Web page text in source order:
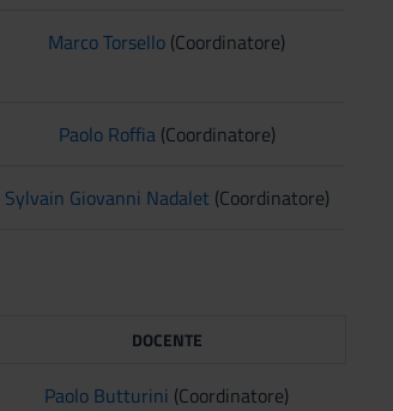
Marco Torsello (Coordinatore)
Paolo Roffia(Coordinatore)
Sylvain Giovanni Nadalet (Coordinatore)
DOCENTE
Paolo Butturini (Coordinatore)